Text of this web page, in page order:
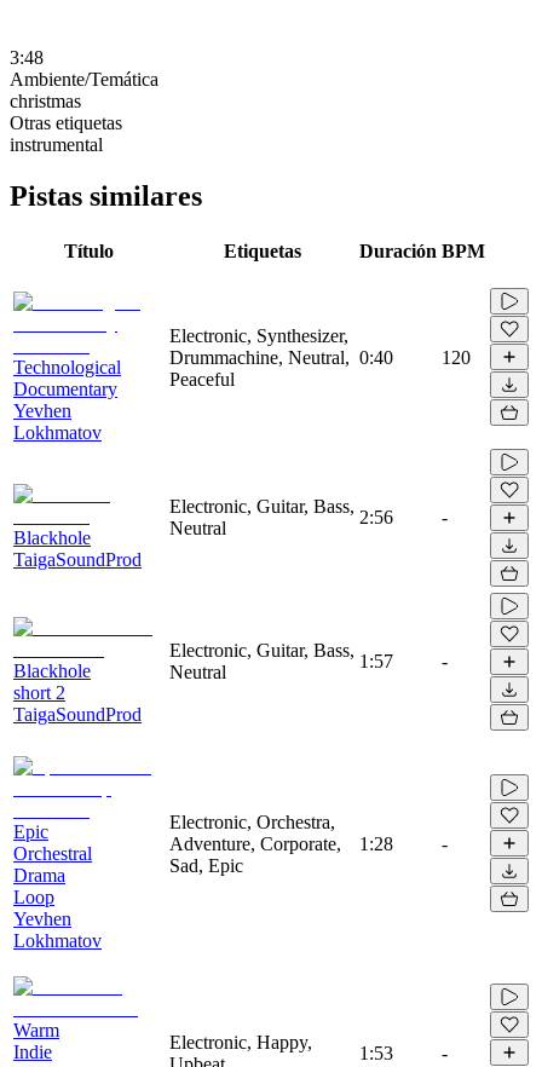
3:48
Ambiente/Temática
christmas
Otras etiquetas
instrumental
Pistas similares
Título Etiquetas Duración BPM
Technological
Documentary
Yevhen
Lokhmatov
Electronic, Synthesizer,
Drummachine, Neutral,
Peaceful
0:40 120
Blackhole
TaigaSoundProd
Electronic, Guitar, Bass,
Neutral
2:56 -
Blackhole
short 2
TaigaSoundProd
Electronic, Guitar, Bass,
Neutral
1:57 -
Epic
Orchestral
Drama
Loop
Yevhen
Lokhmatov
Electronic, Orchestra,
Adventure, Corporate,
Sad, Epic
1:28 -
Warm
Indie
Electronic, Happy,
1:53 -